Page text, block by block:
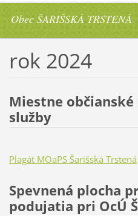
Obec ŠARIŠSKÁ TRSTENÁ
rok 2024
Miestne
služby
Plagát MOaPS Šarišská Trstená
Spevnená plocha
podujatia pri OcÚ